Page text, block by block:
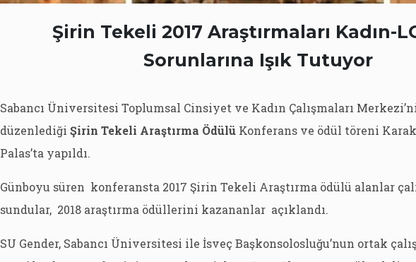
Şirin Tekeli 2017 Araştırmaları Kadın-
Sorunlarına Işık Tutuyor
Sabancı Üniversitesi Toplumsal Cinsiyet ve Kadın Çalışmaları
düzenlediği Şirin Tekeli Araştırma Ödülü Konferans ve ödül töreni
Palas’ta yapıldı.
Günboyu süren konferansta 2017 Şirin Tekeli Araştırma ödülü alanlar
sundular, 2018 araştırma ödüllerini kazananlar açıklandı.
SU Gender, Sabancı Üniversitesi ile İsveç Başkonsolosluğu’nun ortak